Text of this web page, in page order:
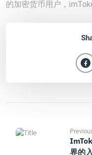
的加密货币用户，
界的